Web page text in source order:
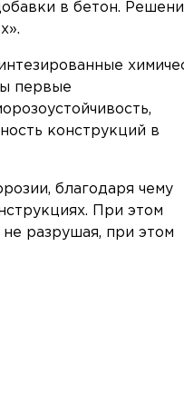
в бетон.
первые
конструкций в
благодаря чему
При этом
разрушая, при этом